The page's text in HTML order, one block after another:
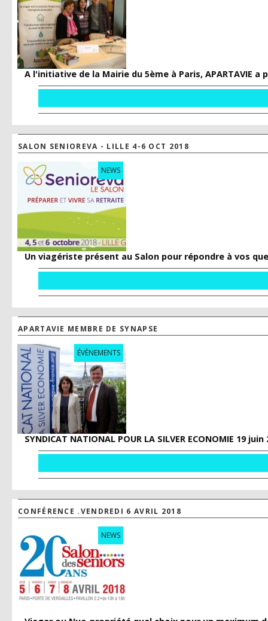
A l'initiative de la Mairie du 5ème à Paris, APARTAVIE a
SALON SENIOREVA - LILLE 4-6 OCT 2018
NEWS
Un viagériste présent au Salon pour répondre à vos
APARTAVIE MEMBRE DE SYNAPSE
ÉVÈNEMENTS
SYNDICAT NATIONAL POUR LA SILVER ECONOMIE 19 juin
CONFÉRENCE .VENDREDI 6 AVRIL 2018
NEWS